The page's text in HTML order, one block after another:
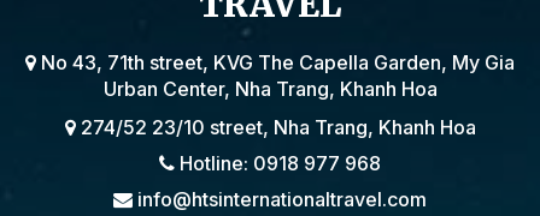
No 43, 71th street, KVG The Capella Garden, My Gia
Urban Center, Nha Trang, Khanh Hoa
274/52 23/10 street, Nha Trang, Khanh Hoa
Hotline: 0918 977 968
info@htsinternationaltravel.com